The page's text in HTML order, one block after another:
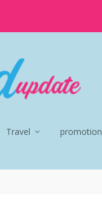
Travel promotion